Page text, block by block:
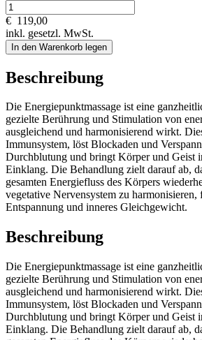
€ 119,00
inkl. gesetzl. MwSt.
In den Warenkorb legen
Beschreibung
Die Energiepunktmassage ist eine
gezielte Berührung und Stimulation von
ausgleichend und harmonisierend wirkt.
Immunsystem, löst Blockaden und
Durchblutung und bringt Körper und Geist
Einklang. Die Behandlung zielt darauf ab,
gesamten Energiefluss des Körpers
vegetative Nervensystem zu harmonisieren,
Entspannung und inneres Gleichgewicht.
Beschreibung
Die Energiepunktmassage ist eine
gezielte Berührung und Stimulation von
ausgleichend und harmonisierend wirkt.
Immunsystem, löst Blockaden und
Durchblutung und bringt Körper und Geist
Einklang. Die Behandlung zielt darauf ab,